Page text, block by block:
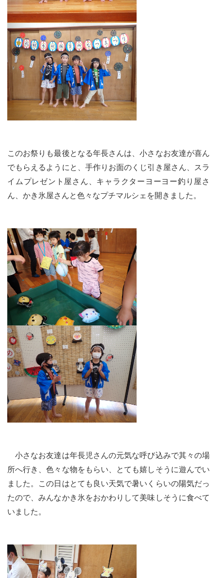
このお祭りも最後となる年長さんは、小さなお友達が喜ん
でもらえるようにと、手作りお面のくじ引き屋さん、スラ
イムプレゼント屋さん、キャラクターヨーヨー釣り屋さ
ん、かき氷屋さんと色々なプチマルシェを開きました。
小さなお友達は年長児さんの元気な呼び込みで其々の場
所へ行き、色々な物をもらい、とても嬉しそうに遊んでい
ました。この日はとても良い天気で暑いくらいの陽気だっ
たので、みんなかき氷をおかわりして美味しそうに食べて
いました。